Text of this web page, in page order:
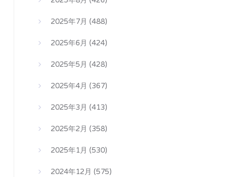
2025年7月 (488)
2025年6月 (424)
2025年5月 (428)
2025年4月 (367)
2025年3月 (413)
2025年2月 (358)
2025年1月 (530)
2024年12月 (575)